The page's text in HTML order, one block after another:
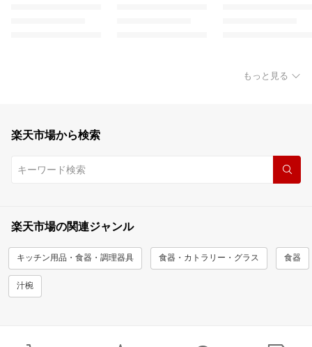
もっと見る
楽天市場から検索
楽天市場の関連ジャンル
キッチン用品・食器・調理器具 食器・カトラリー・グラス 食器
汁椀